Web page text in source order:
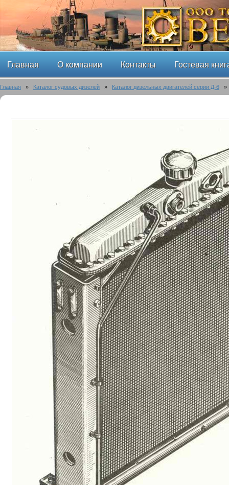
Главная О компании Контакты Гостевая
Главная » Каталог судовых дизелей » Каталог дизельных двигателей серии Д-6